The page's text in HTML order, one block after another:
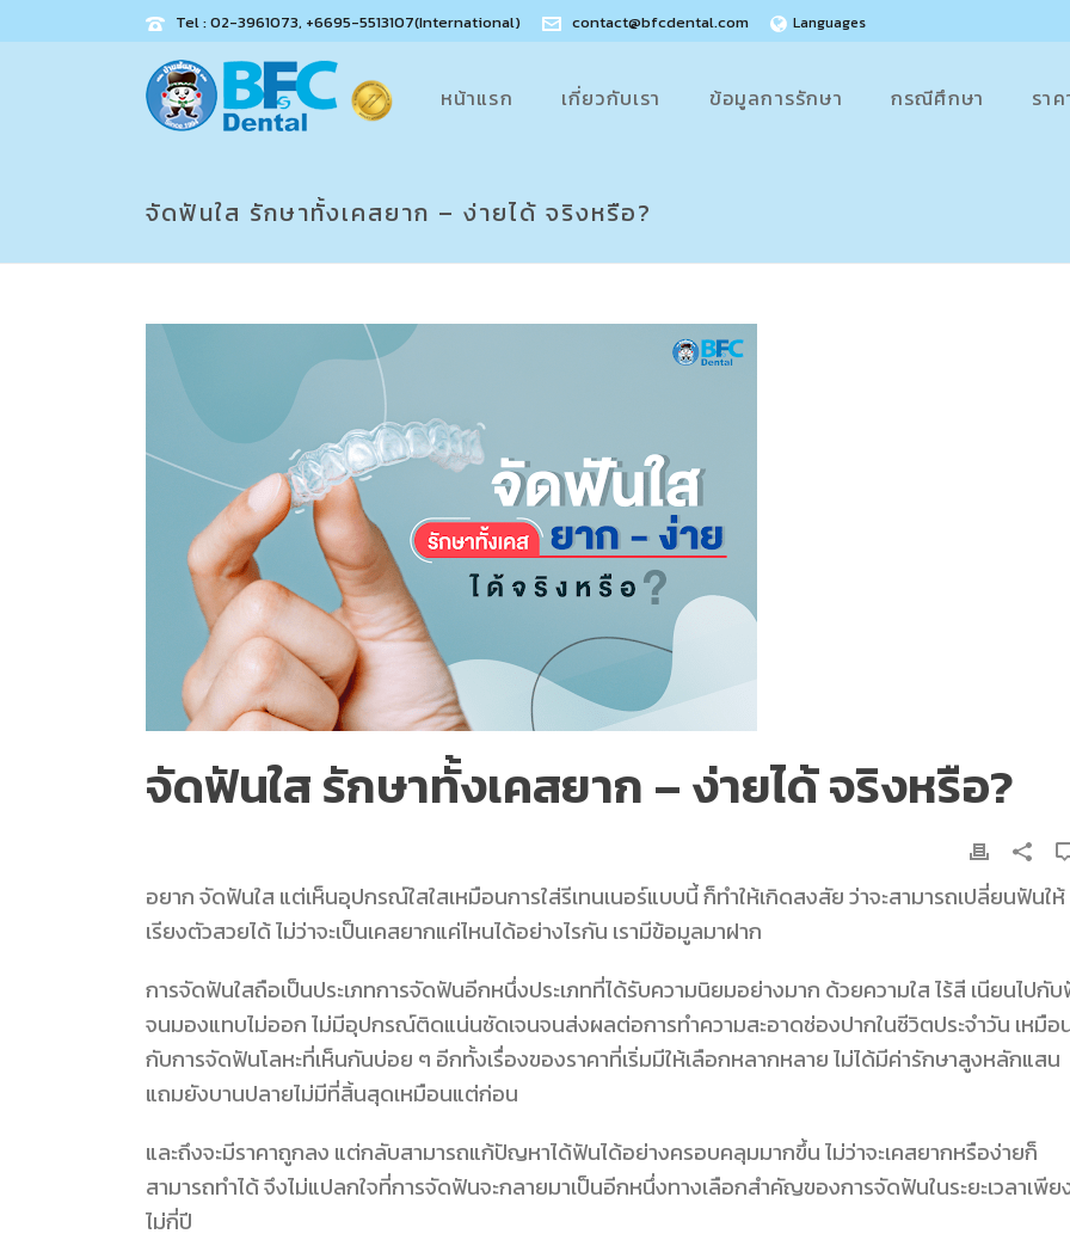
Tel : 02-3961073, +6695-5513107(International) contact@bfcdental.com Languages
หน้าแรก เกี่ยวกับเรา ข้อมูลการรักษา กรณีศึกษา รา
จัดฟันใส รักษาทั้งเคสยาก – ง่ายได้ จริงหรือ?
จัดฟันใส รักษาทั้งเคสยาก – ง่ายได้ จริงหรือ?
อยากจัดฟันใส แต่เห็นอุปกรณ์ใสใสเหมือนการใส่รีเทนเนอร์แบบนี้ ก็ทำให้เกิดสงสัย ว่าจะสามารถเปลี่ยนฟันให้
เรียงตัวสวยได้ ไม่ว่าจะเป็นเคสยากแค่ไหนได้อย่างไรกัน เรามีข้อมูลมาฝาก
การจัดฟันใสถือเป็นประเภทการจัดฟันอีกหนึ่งประเภทที่ได้รับความนิยมอย่างมาก ด้วยความใส ไร้สี เนียนไปกั
จนมองแทบไม่ออก ไม่มีอุปกรณ์ติดแน่นชัดเจนจนส่งผลต่อการทำความสะอาดช่องปากในชีวิตประจำวัน เหมือ
กับการจัดฟันโลหะที่เห็นกันบ่อย ๆ อีกทั้งเรื่องของราคาที่เริ่มมีให้เลือกหลากหลาย ไม่ได้มีค่ารักษาสูงหลักแสน
แถมยังบานปลายไม่มีที่สิ้นสุดเหมือนแต่ก่อน
และถึงจะมีราคาถูกลง แต่กลับสามารถแก้ปัญหาได้ฟันได้อย่างครอบคลุมมากขึ้น ไม่ว่าจะเคสยากหรือง่ายก็
สามารถทำได้ จึงไม่แปลกใจที่การจัดฟันจะกลายมาเป็นอีกหนึ่งทางเลือกสำคัญของการจัดฟันในระยะเวลาเพีย
ไม่กี่ปี